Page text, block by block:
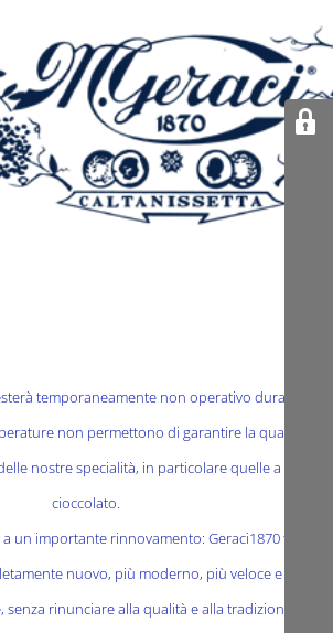
temporaneamente non operativo durante la
non permettono di garantire la qualità che
nostre specialità, in particolare quelle a base di
cioccolato.
un importante rinnovamento: Geraci1870 tornerà
nuovo, più moderno, più veloce e ancora
rinunciare alla qualità e alla tradizione che ci